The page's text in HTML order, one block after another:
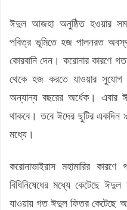
ঈদুল আজহা অনুষ্ঠিত হওয়ার
পবিত্র ভূমিতে হজ পালনরত
কোরবানি দেন। করোনার কারণে
থেকে হজ করতে যাওয়ার সুযোগ
অন্যান্য বছরের অর্ধেক।
থাকবে। তবে ঈদের ছুটির একদিন
মধ্যে।
করোনাভাইরাস মহামারির
বিধিনিষেধের মধ্যে কেটেছে
যাওয়ায় গত ঈদুল ফিতর কেটেছে